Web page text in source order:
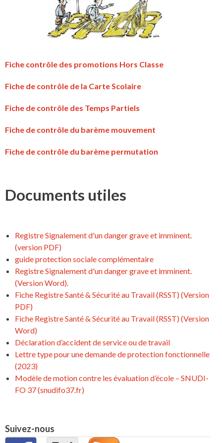
Fiche contrôle des promotions Hors Classe
Fiche de contrôle de la Carte Scolaire
Fiche de contrôle des Temps Partiels
Fiche de contrôle du barème mouvement
Fiche de contrôle du barème permutation
Documents utiles
Registre Signalement d'un danger grave et imminent.
(version PDF)
guide protection sociale complémentaire
Registre Signalement d'un danger grave et imminent.
(Version Word).
Fiche Registre Santé & Sécurité au Travail (RSST) (Version
PDF)
Fiche Registre Santé & Sécurité au Travail (RSST) (Version
Word)
Déclaration d’accident de service ou de travail
Lettre type pour une demande de protection fonctionnelle
(2023)
Modèle de motion contre les évaluation d’école – SNUDI-
FO 37 (snudifo37.fr)
Suivez-nous